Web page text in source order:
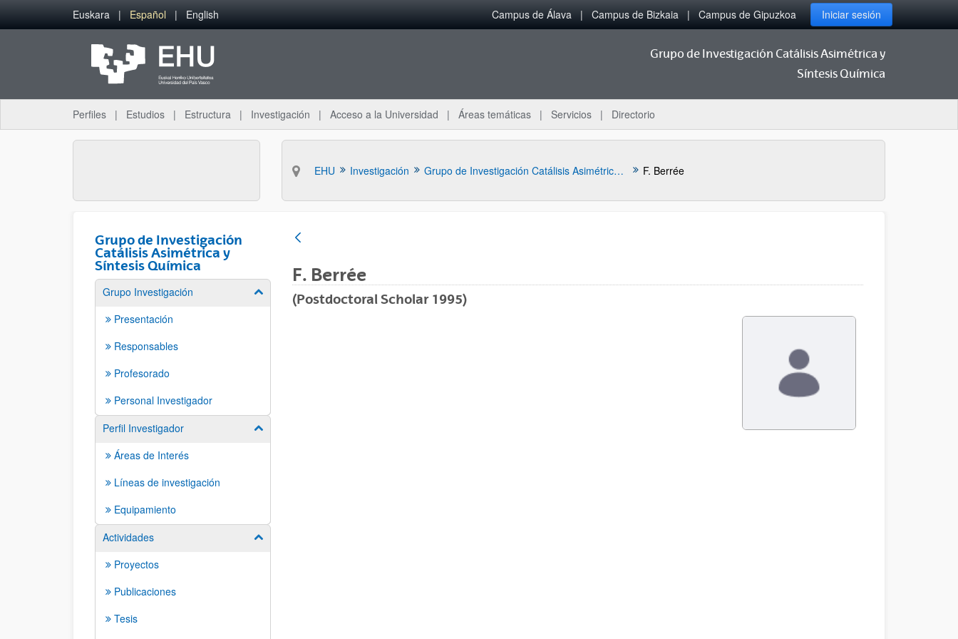
Saltar al contenido principal
Euskara Español English Campus de Álava Campus de Bizkaia Campus de Gipuzkoa Iniciar sesión
Grupo de Investigación Catálisis Asimétrica y
Síntesis Química
Perfiles Estudios Estructura Investigación Acceso a la Universidad Áreas temáticas Servicios Directorio
EHU Investigación Grupo de Investigación Catálisis Asimétrica y Síntesis Química F. Berrée
Grupo de Investigación
Catálisis Asimétrica y
Síntesis Química
Grupo Investigación Mostrar/ocultar subpáginas
Presentación
Responsables
Profesorado
Personal Investigador
Perfil Investigador
Mostrar/ocultar subpáginas
Áreas de Interés
Líneas de investigación
Equipamiento
Actividades
Mostrar/ocultar subpáginas
Proyectos
Publicaciones
Tesis
F. Berrée
(Postdoctoral Scholar 1995)